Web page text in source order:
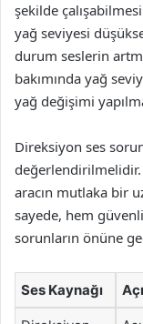
şekilde
yağ seviyesi
durum seslerin
bakımında yağ
yağ değişimi
Direksiyon ses
değerlendirilmelidir.
aracın mutlaka bir
sayede, hem
sorunların önüne
Ses Kaynağı